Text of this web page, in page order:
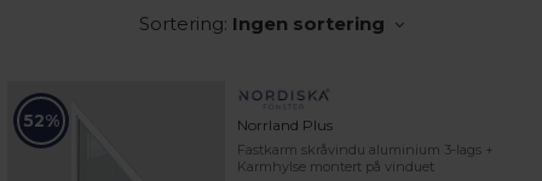
Sortering: Ingen sortering
52% Norrland Plus
Fastkarm skråvindu aluminium 3-lags +
Karmhylse montert på vinduet